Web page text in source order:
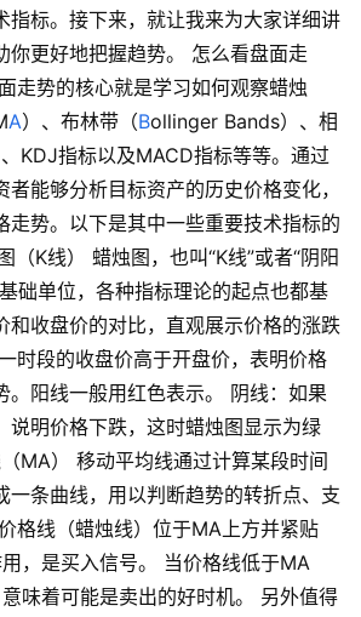
指标。接下来，就让我来为大家详细讲
你更好地把握趋势。 怎么看盘面走
走势的核心就是学习如何观察蜡烛
A）、布林带（Bollinger Bands）、相
KDJ指标以及MACD指标等等。通过
能够分析目标资产的历史价格变化，
走势。以下是其中一些重要技术指标的
（K线） 蜡烛图，也叫“K线”或者“阴阳
础单位，各种指标理论的起点也都基
和收盘价的对比，直观展示价格的涨跌
时段的收盘价高于开盘价，表明价格
。阳线一般用红色表示。 阴线：如果
说明价格下跌，这时蜡烛图显示为绿
MA） 移动平均线通过计算某段时间
一条曲线，用以判断趋势的转折点、支
格线（蜡烛线）位于MA上方并紧贴
，是买入信号。 当价格线低于MA
味着可能是卖出的好时机。 另外值得